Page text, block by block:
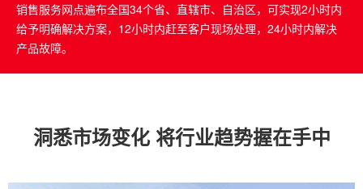
销售服务网点遍布全国34个省、直辖市、自治区，可实现2小时内
给予明确解决方案，12小时内赶至客户现场处理，24小时内解决
产品故障。
洞悉市场变化 将行业趋势握在手中